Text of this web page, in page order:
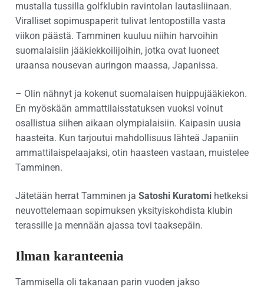
mustalla tussilla golfklubin ravintolan lautasliinaan.
Viralliset sopimuspaperit tulivat lentopostilla vasta
viikon päästä. Tamminen kuuluu niihin harvoihin
suomalaisiin jääkiekkoilijoihin, jotka ovat luoneet
uraansa nousevan auringon maassa, Japanissa.
– Olin nähnyt ja kokenut suomalaisen huippujääkiekon.
En myöskään ammattilaisstatuksen vuoksi voinut
osallistua siihen aikaan olympialaisiin. Kaipasin uusia
haasteita. Kun tarjoutui mahdollisuus lähteä Japaniin
ammattilaispelaajaksi, otin haasteen vastaan, muistelee
Tamminen.
Jätetään herrat Tamminen ja Satoshi Kuratomi hetkeksi
neuvottelemaan sopimuksen yksityiskohdista klubin
terassille ja mennään ajassa tovi taaksepäin.
Ilman karanteenia
Tammisella oli takanaan parin vuoden jakso